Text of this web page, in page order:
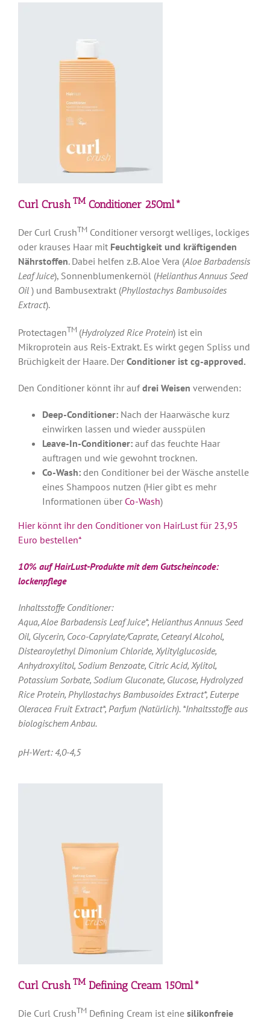
Curl Crush TMConditioner 250ml*
Der Curl CrushTMConditioner versorgt welliges, lockiges
oder krauses Haar mit Feuchtigkeit und kräftigenden
Nährstoffen. Dabei helfen z.B. Aloe Vera (Aloe Barbadensis
Leaf Juice), Sonnenblumenkernöl (Helianthus Annuus Seed
Oil) und Bambusextrakt (Phyllostachys Bambusoides
Extract).
ProtectagenTM (Hydrolyzed Rice Protein) ist ein
Mikroprotein aus Reis-Extrakt. Es wirkt gegen Spliss und
Brüchigkeit der Haare. Der Conditioner ist cg-approved.
Den Conditioner könnt ihr aufdrei Weisen verwenden:
Deep-Conditioner: Nach der Haarwäsche kurz
einwirken lassen und wieder ausspülen
Leave-In-Conditioner: auf das feuchte Haar
auftragen und wie gewohnt trocknen.
Co-Wash: den Conditioner bei der Wäsche anstelle
eines Shampoos nutzen (Hier gibt es mehr
Informationen über Co-Wash)
Hier könnt ihr den Conditioner von HairLust für 23,95
Euro bestellen*
10% auf HairLust-Produkte mit dem Gutscheincode:
lockenpflege
Inhaltsstoffe Conditioner:
Aqua, Aloe Barbadensis Leaf Juice*, Helianthus Annuus Seed
Oil, Glycerin, Coco-Caprylate/Caprate, Cetearyl Alcohol,
Distearoylethyl Dimonium Chloride, Xylitylglucoside,
Anhydroxylitol, Sodium Benzoate, Citric Acid, Xylitol,
Potassium Sorbate, Sodium Gluconate, Glucose, Hydrolyzed
Rice Protein, Phyllostachys Bambusoides Extract*, Euterpe
Oleracea Fruit Extract*, Parfum (Natürlich). *Inhaltsstoffe aus
biologischem Anbau.
pH-Wert: 4,0-4,5
Curl Crush TMDefining Cream 150ml*
Die Curl CrushTMDefining Cream ist einesilikonfreie